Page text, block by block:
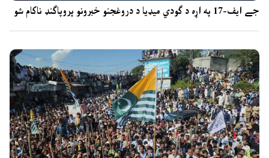
جے ایف-17 په اړه د ګودي میډیا د دروغجنو خبرونو پروپاګنډ ناکام شو